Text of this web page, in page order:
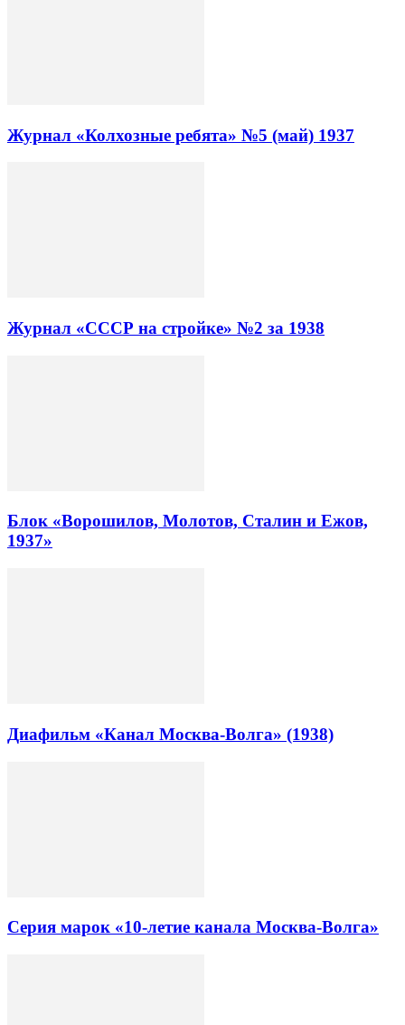
Журнал «Колхозные ребята» №5 (май) 1937
Журнал «СССР на стройке» №2 за 1938
Блок «Ворошилов, Молотов, Сталин и Ежов,
1937»
Диафильм «Канал Москва-Волга» (1938)
Серия марок «10-летие канала Москва-Волга»